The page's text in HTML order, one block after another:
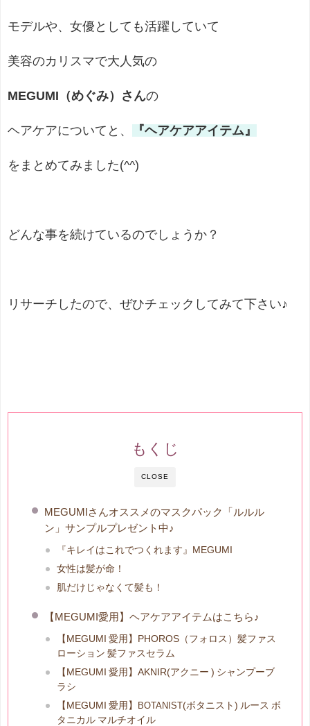
モデルや、女優としても活躍していて
美容のカリスマで大人気の
MEGUMI（めぐみ）さんの
ヘアケアについてと、 『ヘアケアアイテム』
をまとめてみました(^^)
どんな事を続けているのでしょうか？
リサーチしたので、ぜひチェックしてみて下さい♪
CLOSE
もくじ
MEGUMIさんオススメのマスクパック「ルルル
ン」サンプルプレゼント中♪
『キレイはこれでつくれます』MEGUMI
女性は髪が命！
肌だけじゃなくて髪も！
【MEGUMI愛用】ヘアケアアイテムはこちら♪
【MEGUMI 愛用】PHOROS（フォロス）髪ファス
ローション 髪ファスセラム
【MEGUMI 愛用】AKNIR(アクニー ) シャンプーブ
ラシ
【MEGUMI 愛用】
BOTANIST(ボタニスト) ルース ボ
タニカル マルチオイル